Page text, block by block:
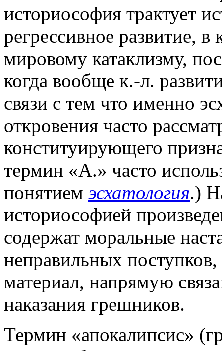
историософия трактует
регрессивное развитие,
мировому катаклизму,
когда вообще к.-л.
связи с тем что именно
откровения часто
конституирующего
термин «А.» часто
понятием эсхатология.)
историософией
содержат моральные
неправильных
материал, напрямую
наказания грешников.
Термин «апокалипсис»